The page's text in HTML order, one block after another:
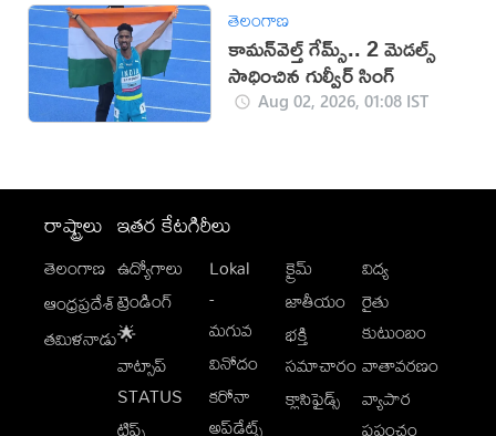
తెలంగాణ
కామన్‌వెల్త్ గేమ్స్‌.. 2 మెడల్స్
సాధించిన గుల్వీర్ సింగ్
Aug 02, 2026, 01:08 IST
రాష్ట్రాలు
తెలంగాణ
ఆంధ్రప్రదేశ్
తమిళనాడు
ఇతర కేటగిరీలు
ఉద్యోగాలు
ట్రెండింగ్
🌟
వాట్సాప్
STATUS
Lokal
-
మగువ
వినోదం
కరోనా
అప్‌డేట్స్
క్రైమ్
జాతీయం
భక్తి
సమాచారం
క్లాసిఫైడ్స్
విద్య
రైతు
కుటుంబం
వాతావరణం
వ్యాపార